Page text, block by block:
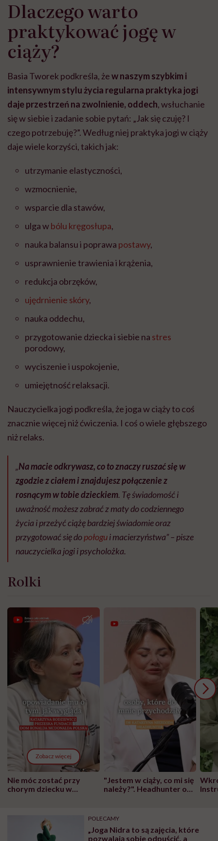
Dlaczego warto
praktykować jogę w
ciąży?
Basia Tworek podkreśla, żew naszym szybkim i
intensywnym stylu życia regularna praktyka jogi
daje przestrzeń na zwolnienie, oddech, wsłuchanie
się w siebie i zadanie sobie pytań: „Jak się czuję? I
czego potrzebuję?”. Według niej praktyka jogi w ciąży
daje wiele korzyści, takich jak:
utrzymanie elastyczności,
wzmocnienie,
wsparcie dla stawów,
ulga wbólu kręgosłupa,
nauka balansu i poprawa postawy,
usprawnienie trawienia i krążenia,
redukcja obrzęków,
ujędrnienie skóry,
nauka oddechu,
przygotowanie dziecka i siebie na stres
porodowy,
wyciszenie i uspokojenie,
umiejętność relaksacji.
Nauczycielka jogi podkreśla, że joga w ciąży to coś
znacznie więcej niż ćwiczenia. I coś o wiele głębszego
niż relaks.
„Na macie odkrywasz, co to znaczy ruszać się w
zgodzie z ciałem i znajdujesz połączenie z
rosnącym w tobie dzieckiem. Tę świadomość i
uważność możesz zabrać z maty do codziennego
życia i przeżyć ciążę bardziej świadomie oraz
przygotować się dopołogui macierzyństwa” – pisze
nauczycielka jogi i psycholożka.
Rolki
Zobacz więcej
Nie móc zostać przy
chorym dziecku w
głupota i brak
wyobraźni"
"Jestem w ciąży, co mi się
należy?". Headhunter o
pracy
POLECAMY
„Joga Nidra to są zajęcia, które
pozwalają sobie odpuścić, a